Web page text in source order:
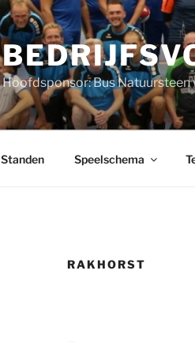
Hoofdsponsor: Bus Natuursteen
Standen Speelschema
RAKHORST